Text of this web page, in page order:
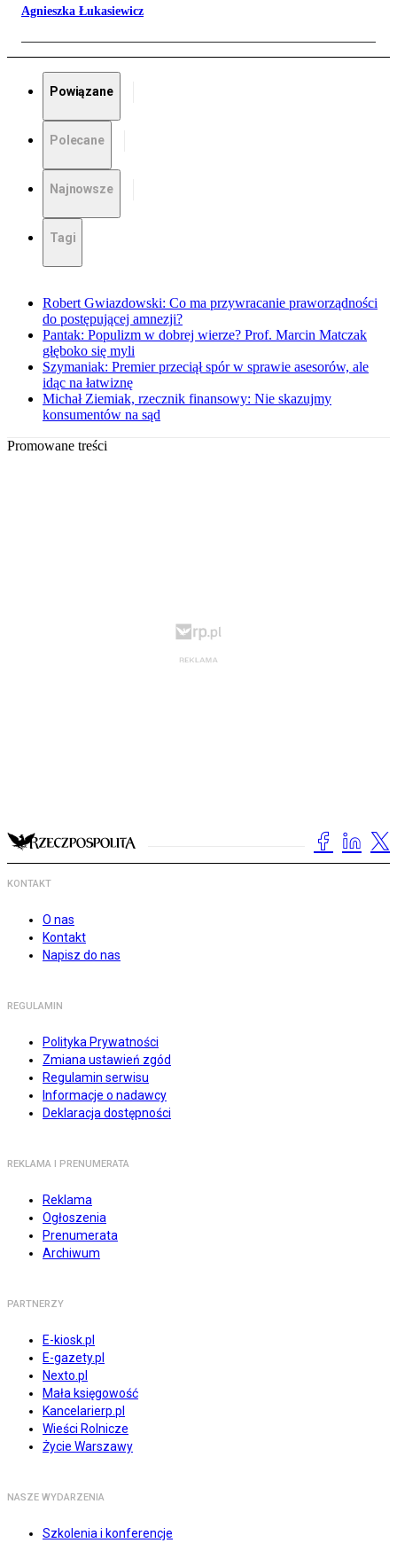
Agnieszka Łukasiewicz
Powiązane
Polecane
Najnowsze
Tagi
Robert Gwiazdowski: Co ma przywracanie praworządności
do postępującej amnezji?
Pantak: Populizm w dobrej wierze? Prof. Marcin Matczak
głęboko się myli
Szymaniak: Premier przeciął spór w sprawie asesorów, ale
idąc na łatwiznę
Michał Ziemiak, rzecznik finansowy: Nie skazujmy
konsumentów na sąd
Promowane treści
KONTAKT
O nas
Kontakt
Napisz do nas
REGULAMIN
Polityka Prywatności
Zmiana ustawień zgód
Regulamin serwisu
Informacje o nadawcy
Deklaracja dostępności
REKLAMA I PRENUMERATA
Reklama
Ogłoszenia
Prenumerata
Archiwum
PARTNERZY
E-kiosk.pl
E-gazety.pl
Nexto.pl
Mała księgowość
Kancelarierp.pl
Wieści Rolnicze
Życie Warszawy
NASZE WYDARZENIA
Szkolenia i konferencje